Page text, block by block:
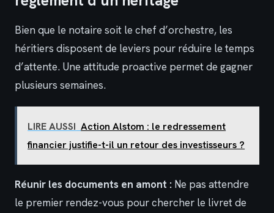
Bien que le notaire soit le chef d’orchestre, les
héritiers disposent de leviers pour réduire le temps
d’attente. Une attitude proactive permet de gagner
plusieurs semaines.
LIRE AUSSI Action Alstom : le redressement
financier justifie-t-il un retour des investisseurs ?
Réunir les documents en amont : Ne pas attendre
le premier rendez-vous pour chercher le livret de